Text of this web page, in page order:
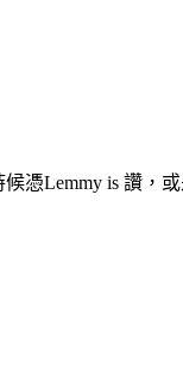
Lemmy is 讚，